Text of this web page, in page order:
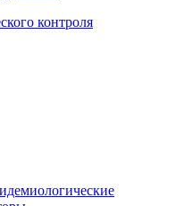
контроля